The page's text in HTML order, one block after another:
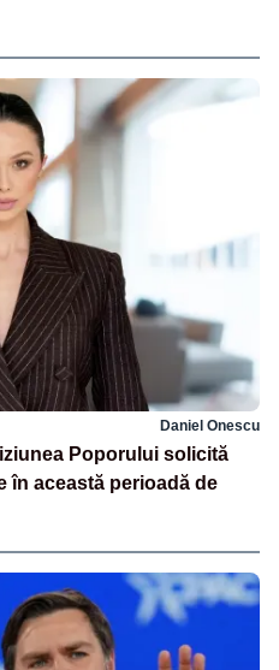
Daniel Onescu
Poporului solicită
în această perioadă de